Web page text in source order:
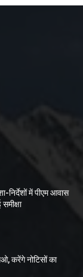
निर्देशों में पीएम आवास
करेंगे नोटिसों का